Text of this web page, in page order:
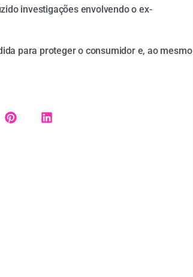
investigações envolvendo o ex-
para proteger o consumidor e, ao mesmo